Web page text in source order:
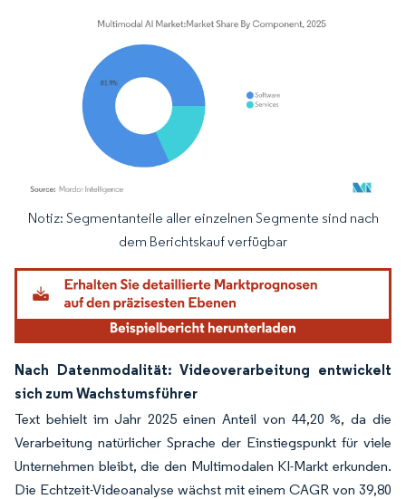
Bild © Mordor Intelligence. Wiederverwendung erfordert Namensnennung
Notiz: Segmentanteile aller einzelnen Segmente sind nach
dem Berichtskauf verfügbar
Nach Datenmodalität: Videoverarbeitung entwickelt
sich zum Wachstumsführer
Text behielt im Jahr 2025 einen Anteil von 44,20 %, da die
Verarbeitung natürlicher Sprache der Einstiegspunkt für viele
Unternehmen bleibt, die den Multimodalen KI-Markt erkunden.
Die Echtzeit-Videoanalyse wächst mit einem CAGR von 39,80